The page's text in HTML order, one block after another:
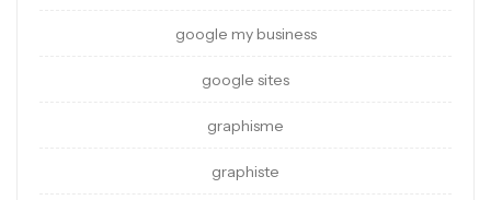
google my business
google sites
graphisme
graphiste